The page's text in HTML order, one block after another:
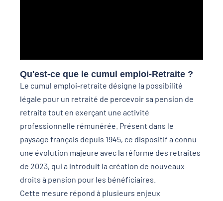
Qu'est-ce que le cumul emploi-Retraite ?
Le cumul emploi-retraite désigne la possibilité
légale pour un retraité de percevoir sa pension de
retraite tout en exerçant une activité
professionnelle rémunérée. Présent dans le
paysage français depuis 1945, ce dispositif a connu
une évolution majeure avec la réforme des retraites
de 2023, qui a introduit la création de nouveaux
droits à pension pour les bénéficiaires.
Cette mesure répond à plusieurs enjeux